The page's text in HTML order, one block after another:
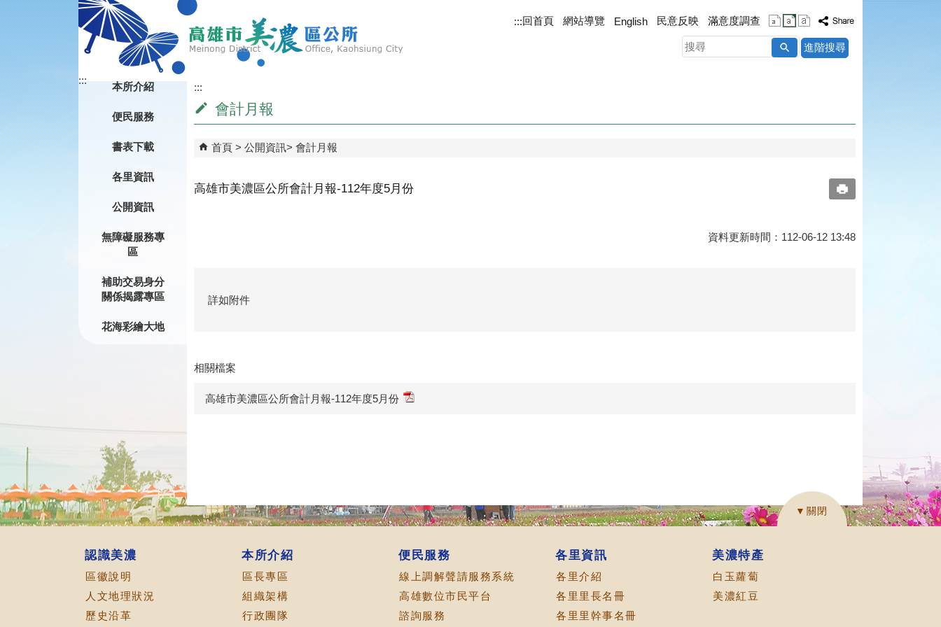
跳到主要內容區塊
:::回首頁 網站導覽 English 民意反映 滿意度調查
搜
尋
進階搜尋
:::
本所介紹
便民服務
書表下載
各里資訊
公開資訊
無障礙服務專
區
補助交易身分
關係揭露專區
花海彩繪大地
:::
會計月報
首頁 公開資訊 會計月報
高雄市美濃區公所會計月報-112年度5月份
資料更新時間：112-06-12 13:48
詳如附件
相關檔案
高雄市美濃區公所會計月報-112年度5月份
▼關閉
認識美濃
區徽說明
人文地理狀況
歷史沿革
本所介紹
區長專區
組織架構
行政團隊
便民服務
線上調解聲請服務系統
高雄數位市民平台
諮詢服務
各里資訊
各里介紹
各里里長名冊
各里里幹事名冊
美濃特產
白玉蘿蔔
美濃紅豆